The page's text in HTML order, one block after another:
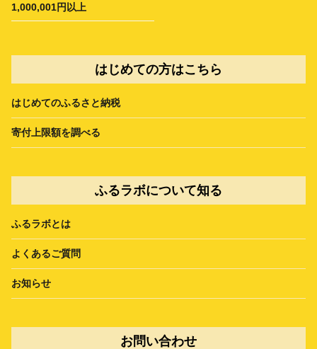
1,000,001円以上
はじめての方はこちら
はじめてのふるさと納税
寄付上限額を調べる
ふるラボについて知る
ふるラボとは
よくあるご質問
お知らせ
お問い合わせ